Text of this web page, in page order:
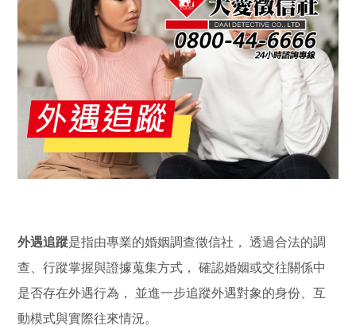
外遇追蹤是指由專業的婚姻調查徵信社， 透過合法的調
查、行蹤掌握與證據蒐集方式， 確認婚姻或交往關係中
是否存在外遇行為， 並進一步追蹤外遇對象的身份、互
動模式與實際往來情況。